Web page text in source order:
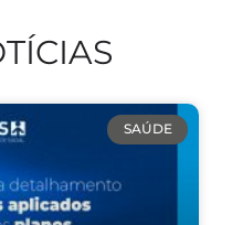
SAÚDE